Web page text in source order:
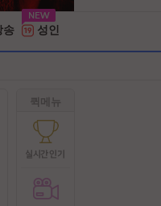
퀵메뉴
송 성인